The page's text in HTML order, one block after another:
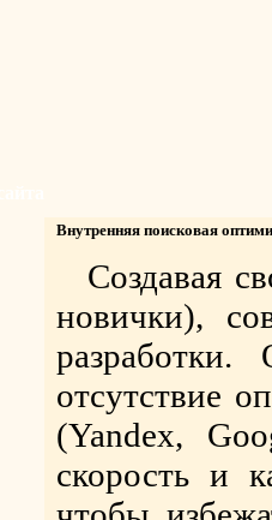
Внутренняя поисковая
Создавая
новички),
отсутствие
(Yandex,
скорость и